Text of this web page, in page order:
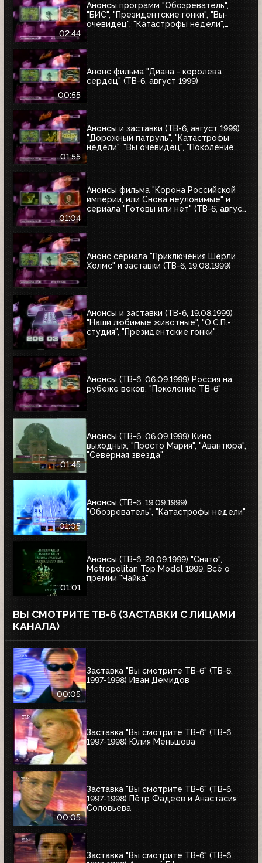
02:44
Анонсы программ "Обозреватель",
"БИС", "Президентские гонки", "Вы-
очевидец", "Катастрофы недели",
00:55
Анонс фильма "Диана - королева
сердец" (ТВ-6, август 1999)
01:55
Анонсы и заставки (ТВ-6, август 1999)
"Дорожный патруль", "Катастрофы
недели", "Вы очевидец", "Поколение
01:04
Анонсы фильма "Корона Российской
империи, или Снова неуловимые" и
сериала "Готовы или нет" (ТВ-6, август
Анонс сериала "Приключения Шерли
Холмс" и заставки (ТВ-6, 19.08.1999)
Анонсы и заставки (ТВ-6, 19.08.1999)
"Наши любимые животные", "О.С.П.-
студия", "Президентские гонки"
Анонсы (ТВ-6, 06.09.1999) Россия на
рубеже веков, "Поколение ТВ-6"
01:45
Анонсы (ТВ-6, 06.09.1999) Кино
выходных, "Просто Мария", "Авантюра",
"Северная звезда"
01:05
Анонсы (ТВ-6, 19.09.1999)
"Обозреватель", "Катастрофы недели"
01:01
Анонсы (ТВ-6, 28.09.1999) "Снято",
Metropolitan Top Model 1999, Всё о
премии "Чайка"
ВЫ СМОТРИТЕ ТВ-6 (ЗАСТАВКИ С ЛИЦАМИ
КАНАЛА)
00:05
Заставка "Вы смотрите ТВ-6" (ТВ-6,
1997-1998) Иван Демидов
Заставка "Вы смотрите ТВ-6" (ТВ-6,
1997-1998) Юлия Меньшова
00:05
Заставка "Вы смотрите ТВ-6" (ТВ-6,
1997-1998) Пётр Фадеев и Анастасия
Соловьева
Заставка "Вы смотрите ТВ-6" (ТВ-6,